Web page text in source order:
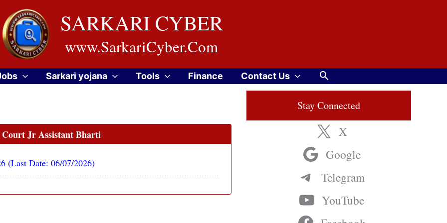
SARKARI CYBER
www.SarkariCyber.Com
Sarkari yojana Tools Finance Contact Us Search
Court Jr Assistant Bharti
(Last Date: 06/07/2026)
Stay Connected
X
Google
Telegram
YouTube